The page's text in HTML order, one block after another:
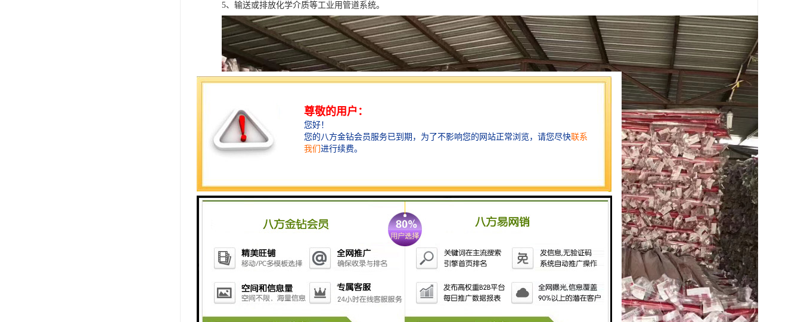
5、输送或排放化学介质等工业用管道系统。